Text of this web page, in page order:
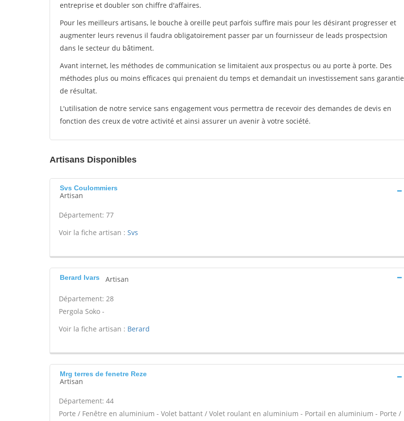
entreprise et doubler son chiffre d'affaires.
Pour les meilleurs artisans, le bouche à oreille peut parfois suffire mais pour les désirant progresser et
augmenter leurs revenus il faudra obligatoirement passer par un fournisseur de leads prospectsion
dans le secteur du bâtiment.
Avant internet, les méthodes de communication se limitaient aux prospectus ou au porte à porte. Des
méthodes plus ou moins efficaces qui prenaient du temps et demandait un investissement sans garantie
de résultat.
L'utilisation de notre service sans engagement vous permettra de recevoir des demandes de devis en
fonction des creux de votre activité et ainsi assurer un avenir à votre société.
Artisans Disponibles
Svs Coulommiers
Artisan
Département: 77
Voir la fiche artisan : Svs
Berard Ivars Artisan
Département: 28
Pergola Soko -
Voir la fiche artisan : Berard
Mrg terres de fenetre Reze
Artisan
Département: 44
Porte / Fenêtre en aluminium - Volet battant / Volet roulant en aluminium - Portail en aluminium - Porte /